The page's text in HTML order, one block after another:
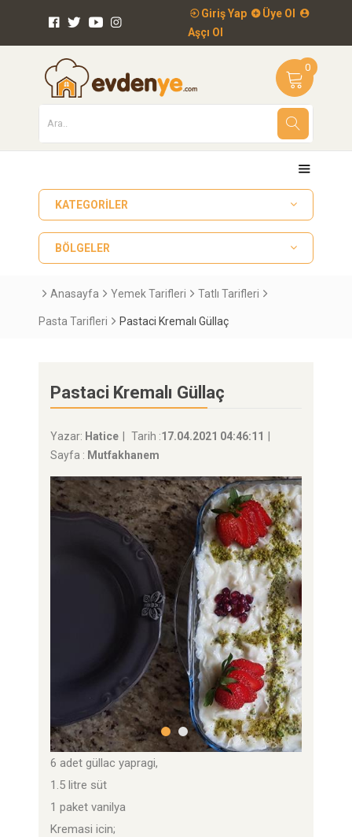
Giriş Yap
Üye Ol
Aşçı Ol
0
KATEGORILER
BÖLGELER
Anasayfa Yemek Tarifleri Tatlı Tarifleri
Pasta Tarifleri Pastaci Kremalı Güllaç
Pastaci Kremalı Güllaç
Yazar: Hatice Tarih :17.04.2021 04:46:11
Sayfa : Mutfakhanem
6 adet güllac yapragi,
1.5 litre süt
1 paket vanilya
Kremasi icin;